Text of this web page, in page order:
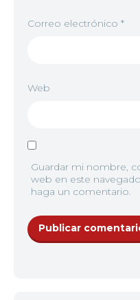
Correo electrónico *
Web
Guardar mi nombre,
web en este
haga un comentario.